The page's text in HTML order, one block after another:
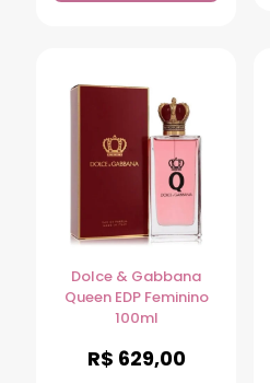
Dolce & Gabbana
Queen EDP Feminino
100ml
R$ 629,00